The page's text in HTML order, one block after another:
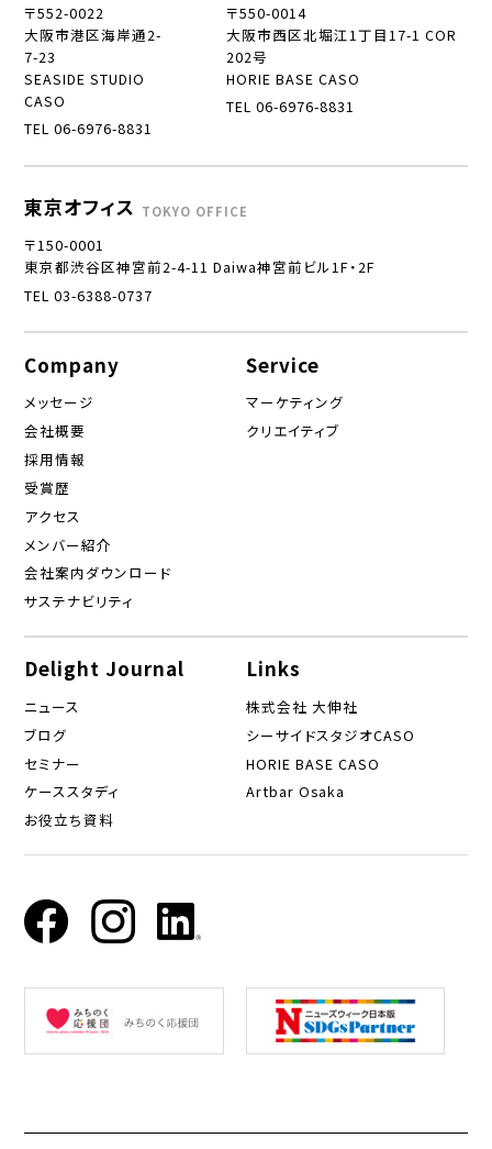
〒552-0022
大阪市港区海岸通2-
7-23
SEASIDE STUDIO
CASO
TEL 06-6976-8831
〒550-0014
大阪市西区北堀江1丁目17-1 COR
202号
HORIE BASE CASO
TEL 06-6976-8831
東京オフィス TOKYO OFFICE
〒150-0001
東京都渋谷区神宮前2-4-11 Daiwa神宮前ビル1F・2F
TEL 03-6388-0737
Company
メッセージ
会社概要
採用情報
受賞歴
アクセス
メンバー紹介
会社案内ダウンロード
サステナビリティ
Service
マーケティング
クリエイティブ
Delight Journal
ニュース
ブログ
セミナー
ケーススタディ
お役立ち資料
Links
株式会社 大伸社
シーサイドスタジオCASO
HORIE BASE CASO
Artbar Osaka